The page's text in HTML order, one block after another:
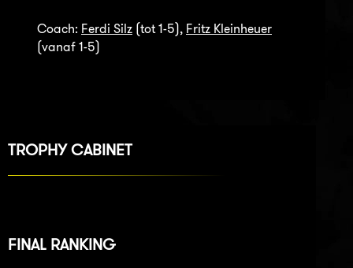
Coach: Ferdi Silz (tot 1-5), Fritz Kleinheuer
(vanaf 1-5)
TROPHY CABINET
FINAL RANKING